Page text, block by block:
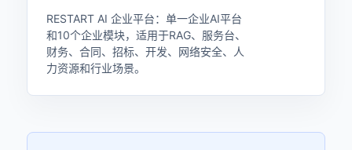
RESTART AI 企业平台：单一企业AI平台
和10个企业模块，适用于RAG、服务台、
财务、合同、招标、开发、网络安全、人
力资源和行业场景。